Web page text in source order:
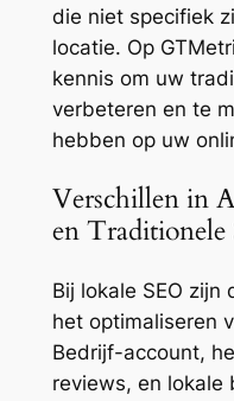
die niet specifiek
locatie. Op
kennis om uw
verbeteren en te
hebben op uw
Verschillen in
en Traditionele
Bij lokale SEO
het optimaliseren
Bedrijf-account,
reviews, en lokale